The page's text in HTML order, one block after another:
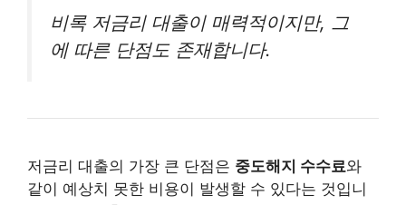
비록 저금리 대출이 매력적이지만, 그
에 따른 단점도 존재합니다.
저금리 대출의 가장 큰 단점은 중도해지 수수료와
같이 예상치 못한 비용이 발생할 수 있다는 것입니